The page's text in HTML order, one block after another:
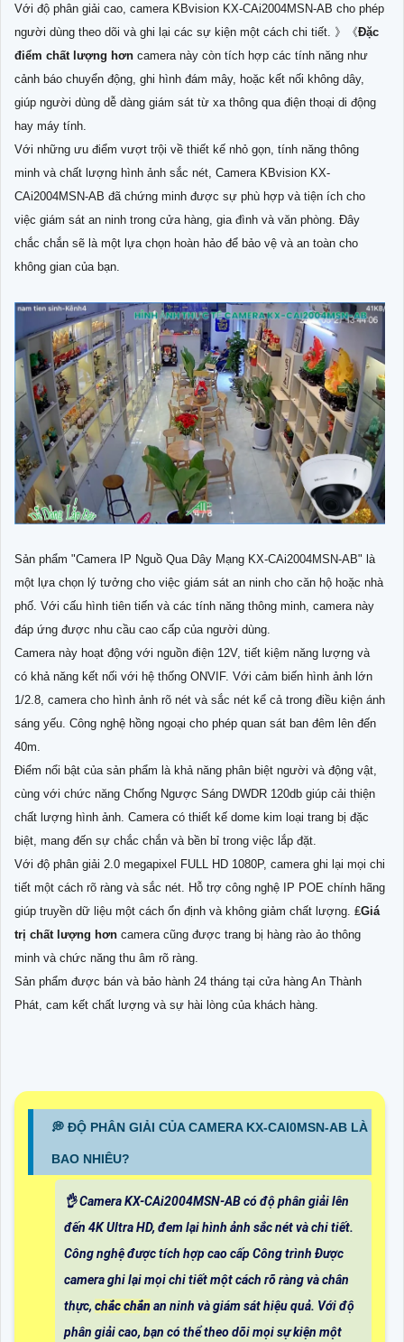
Với độ phân giải cao, camera KBvision KX-CAi2004MSN-AB cho phép
người dùng theo dõi và ghi lại các sự kiện một cách chi tiết. 》《Đặc
điểm chất lượng hơn camera này còn tích hợp các tính năng như
cảnh báo chuyển động, ghi hình đám mây, hoặc kết nối không dây,
giúp người dùng dễ dàng giám sát từ xa thông qua điện thoại di động
hay máy tính.
Với những ưu điểm vượt trội về thiết kế nhỏ gọn, tính năng thông
minh và chất lượng hình ảnh sắc nét, Camera KBvision KX-
CAi2004MSN-AB đã chứng minh được sự phù hợp và tiện ích cho
việc giám sát an ninh trong cửa hàng, gia đình và văn phòng. Đây
chắc chắn sẽ là một lựa chọn hoàn hảo để bảo vệ và an toàn cho
không gian của bạn.
Sản phẩm "Camera IP Nguồ Qua Dây Mạng KX-CAi2004MSN-AB" là
một lựa chọn lý tưởng cho việc giám sát an ninh cho căn hộ hoặc nhà
phố. Với cấu hình tiên tiến và các tính năng thông minh, camera này
đáp ứng được nhu cầu cao cấp của người dùng.
Camera này hoạt động với nguồn điện 12V, tiết kiệm năng lượng và
có khả năng kết nối với hệ thống ONVIF. Với cảm biến hình ảnh lớn
1/2.8, camera cho hình ảnh rõ nét và sắc nét kể cả trong điều kiện ánh
sáng yếu. Công nghệ hồng ngoại cho phép quan sát ban đêm lên đến
40m.
Điểm nổi bật của sản phẩm là khả năng phân biệt người và động vật,
cùng với chức năng Chống Ngược Sáng DWDR 120db giúp cải thiện
chất lượng hình ảnh. Camera có thiết kế dome kim loại trang bị đặc
biệt, mang đến sự chắc chắn và bền bỉ trong việc lắp đặt.
Với độ phân giải 2.0 megapixel FULL HD 1080P, camera ghi lại mọi chi
tiết một cách rõ ràng và sắc nét. Hỗ trợ công nghệ IP POE chính hãng
giúp truyền dữ liệu một cách ổn định và không giảm chất lượng. ₤Giá
trị chất lượng hơn camera cũng được trang bị hàng rào ảo thông
minh và chức năng thu âm rõ ràng.
Sản phẩm được bán và bảo hành 24 tháng tại cửa hàng An Thành
Phát, cam kết chất lượng và sự hài lòng của khách hàng.
️💭 ĐỘ PHÂN GIẢI CỦA CAMERA KX-CAI0MSN-AB LÀ
BAO NHIÊU?
👌 Camera KX-CAi2004MSN-AB có độ phân giải lên
đến 4K Ultra HD, đem lại hình ảnh sắc nét và chi tiết.
Công nghệ được tích hợp cao cấp Công trình Được
camera ghi lại mọi chi tiết một cách rõ ràng và chân
thực, chắc chắn an ninh và giám sát hiệu quả. Với độ
phân giải cao, bạn có thể theo dõi mọi sự kiện một